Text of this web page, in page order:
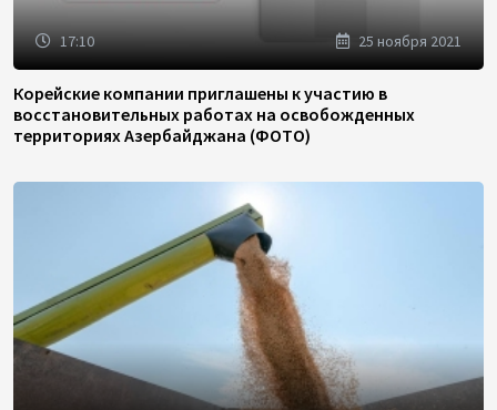
17:10 25 ноября 2021
Корейские компании приглашены к участию в
восстановительных работах на освобожденных
территориях Азербайджана (ФОТО)